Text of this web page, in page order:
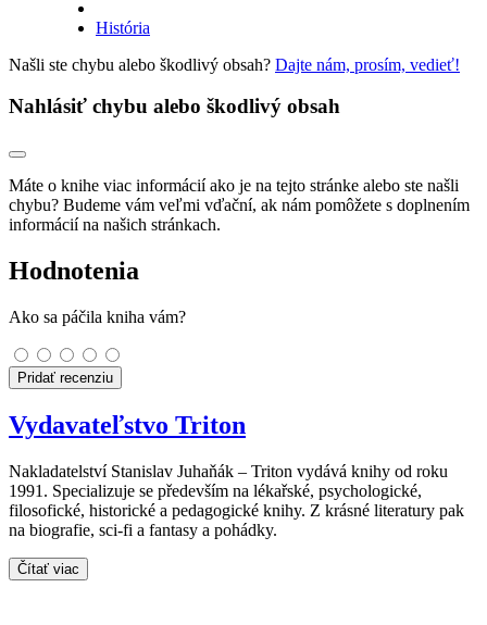
História
Našli ste chybu alebo škodlivý obsah? Dajte nám, prosím, vedieť!
Nahlásiť chybu alebo škodlivý obsah
Máte o knihe viac informácií ako je na tejto stránke alebo ste našli
chybu? Budeme vám veľmi vďační, ak nám pomôžete s doplnením
informácií na našich stránkach.
Hodnotenia
Ako sa páčila kniha vám?
Pridať recenziu
Vydavateľstvo Triton
Nakladatelství Stanislav Juhaňák – Triton vydává knihy od roku
1991. Specializuje se především na lékařské, psychologické,
filosofické, historické a pedagogické knihy. Z krásné literatury pak
na biografie, sci-fi a fantasy a pohádky.
Čítať viac